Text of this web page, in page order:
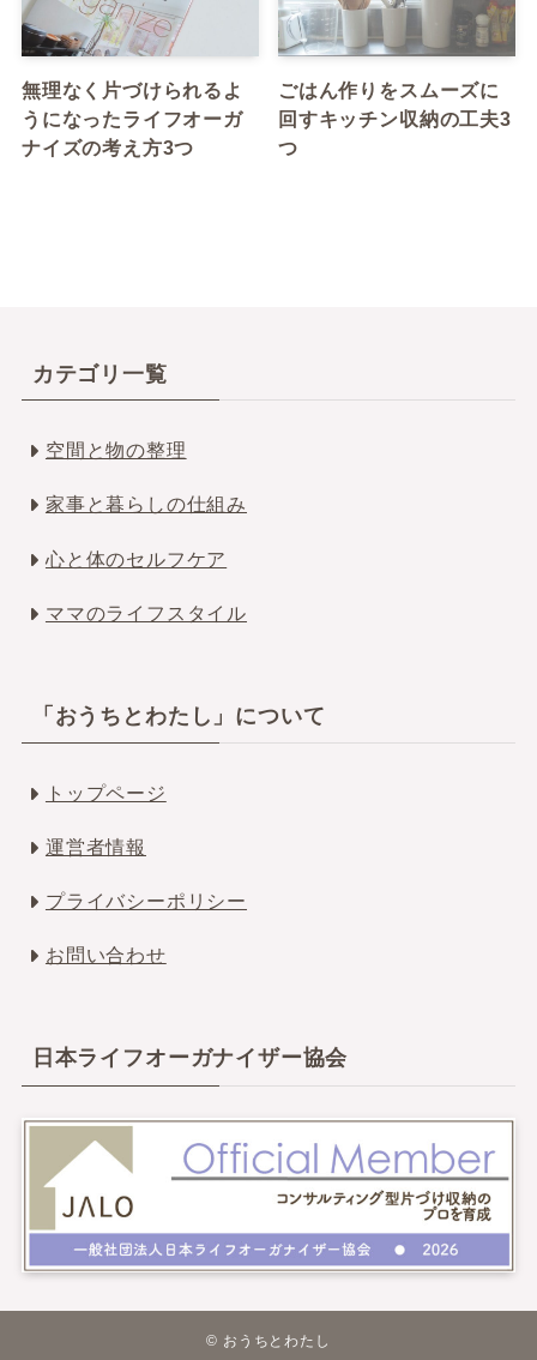
無理なく片づけられるよ
うになったライフオーガ
ナイズの考え方3つ
ごはん作りをスムーズに
回すキッチン収納の工夫3
つ
カテゴリ一覧
空間と物の整理
家事と暮らしの仕組み
心と体のセルフケア
ママのライフスタイル
「おうちとわたし」について
トップページ
運営者情報
プライバシーポリシー
お問い合わせ
日本ライフオーガナイザー協会
© おうちとわたし